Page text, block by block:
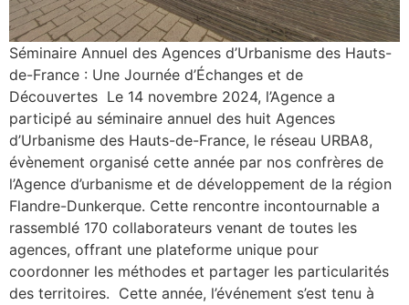
Séminaire Annuel des Agences d’Urbanisme des Hauts-
de-France : Une Journée d’Échanges et de
Découvertes Le 14 novembre 2024, l’Agence a
participé au séminaire annuel des huit Agences
d’Urbanisme des Hauts-de-France, le réseau URBA8,
évènement organisé cette année par nos confrères de
l’Agence d’urbanisme et de développement de la région
Flandre-Dunkerque. Cette rencontre incontournable a
rassemblé 170 collaborateurs venant de toutes les
agences, offrant une plateforme unique pour
coordonner les méthodes et partager les particularités
des territoires. Cette année, l’événement s’est tenu à